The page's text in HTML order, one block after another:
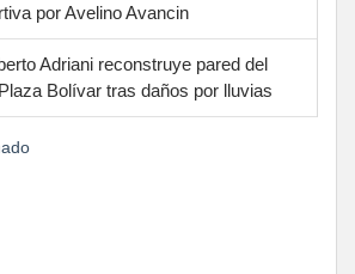
por Avelino Avancin
Adriani reconstruye pared del
Bolívar tras daños por lluvias